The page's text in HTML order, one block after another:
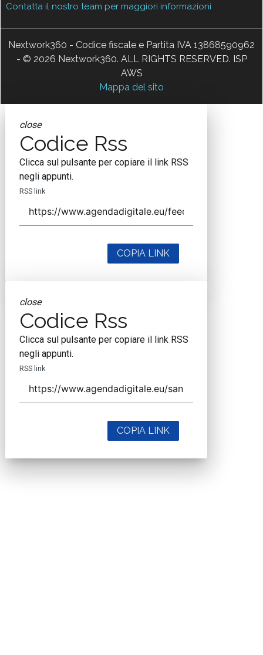
Contatta il nostro team per maggiori informazioni
Nextwork360 - Codice fiscale e Partita IVA 13868590962
- © 2026 Nextwork360. ALL RIGHTS RESERVED. ISP
AWS
Mappa del sito
close
Codice Rss
Clicca sul pulsante per copiare il link RSS
negli appunti.
RSS link
COPIA LINK
close
Codice Rss
Clicca sul pulsante per copiare il link RSS
negli appunti.
RSS link
COPIA LINK